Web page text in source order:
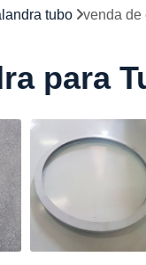
Cortes a
de
chapa
de tubo
de
chapas
tubo venda de
para